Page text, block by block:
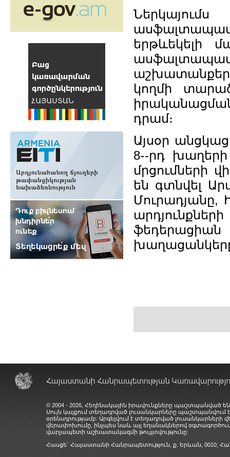
երթևեկելի
կողմի
դրամ։
Այսօր
8֊-րդ
մրցումների
են գտնվել
Մուրադյանը,
© 2004 - 2026, Հեղինակային իրավունքները պաշտպանված
Սույն կայքում տեղադրված լուսանկարները
օրենսդրությամբ: Արգելվում է տեղադրված
վերափոխումը, ինչպես նաև այլ եղանակներով
վարչապետի աշխատակազմի թույլտվությունը:
Հասցե` Հայաստանի Հանրապետություն, ք. Երևան, 0010,